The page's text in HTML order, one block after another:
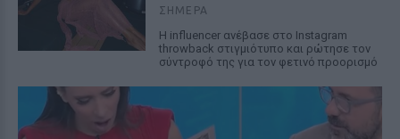
ΣΉΜΕΡΑ
Η influencer ανέβασε στο Instagram
throwback στιγμιότυπο και ρώτησε τον
σύντροφό της για τον φετινό προορισμό